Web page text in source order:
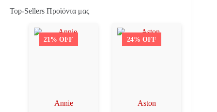
Top-Sellers Προϊόντα μας
21% OFF
Annie
24% OFF
Aston